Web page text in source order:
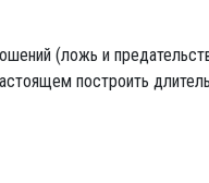
(ложь и
построить